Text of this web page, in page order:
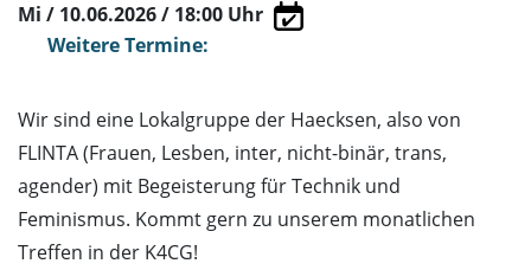
Mi / 10.06.2026 / 18:00 Uhr
Weitere Termine:
Wir sind eine Lokalgruppe der Haecksen, also von
FLINTA (Frauen, Lesben, inter, nicht-binär, trans,
agender) mit Begeisterung für Technik und
Feminismus. Kommt gern zu unserem monatlichen
Treffen in der K4CG!